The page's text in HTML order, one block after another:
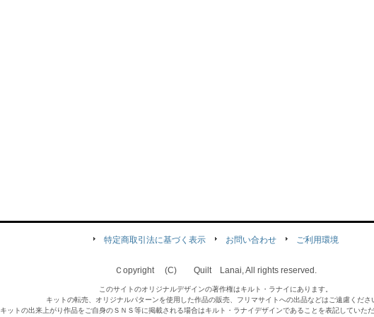
特定商取引法に基づく表示 お問い合わせ ご利用環境
Ｃopyright (C) Quilt Lanai, All rights reserved.
このサイトのオリジナルデザインの著作権はキルト・ラナイにあります。
キットの転売、オリジナルパターンを使用した作品の販売、フリマサイトへの出品などはご遠慮くださ
キットの出来上がり作品をご自身のＳＮＳ等に掲載される場合はキルト・ラナイデザインであることを表記していただ